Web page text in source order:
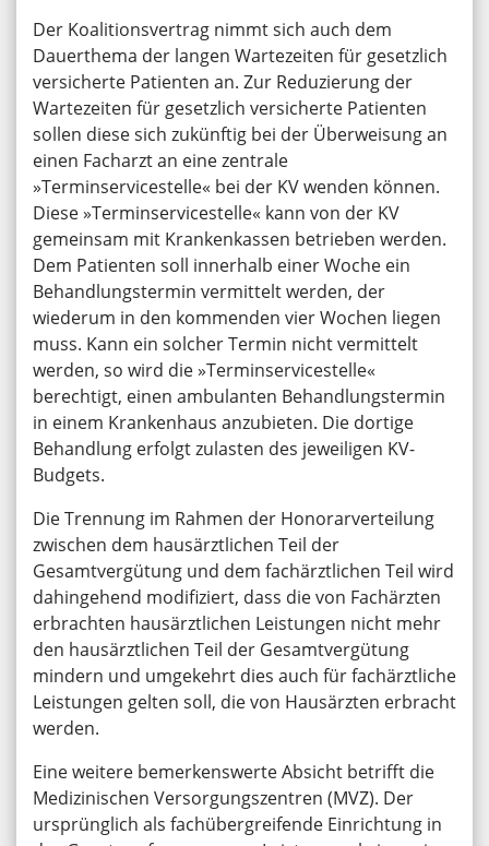
Der Koalitionsvertrag nimmt sich auch dem
Dauerthema der langen Wartezeiten für gesetzlich
versicherte Patienten an. Zur Reduzierung der
Wartezeiten für gesetzlich versicherte Patienten
sollen diese sich zukünftig bei der Überweisung an
einen Facharzt an eine zentrale
»Terminservicestelle« bei der KV wenden können.
Diese »Terminservicestelle« kann von der KV
gemeinsam mit Krankenkassen betrieben werden.
Dem Patienten soll innerhalb einer Woche ein
Behandlungstermin vermittelt werden, der
wiederum in den kommenden vier Wochen liegen
muss. Kann ein solcher Termin nicht vermittelt
werden, so wird die »Terminservicestelle«
berechtigt, einen ambulanten Behandlungstermin
in einem Krankenhaus anzubieten. Die dortige
Behandlung erfolgt zulasten des jeweiligen KV-
Budgets.
Die Trennung im Rahmen der Honorarverteilung
zwischen dem hausärztlichen Teil der
Gesamtvergütung und dem fachärztlichen Teil wird
dahingehend modifiziert, dass die von Fachärzten
erbrachten hausärztlichen Leistungen nicht mehr
den hausärztlichen Teil der Gesamtvergütung
mindern und umgekehrt dies auch für fachärztliche
Leistungen gelten soll, die von Hausärzten erbracht
werden.
Eine weitere bemerkenswerte Absicht betrifft die
Medizinischen Versorgungszentren (MVZ). Der
ursprünglich als fachübergreifende Einrichtung in